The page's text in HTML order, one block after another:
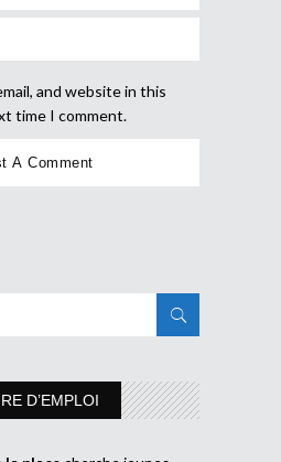
and website in this
time I comment.
D’EMPLOI